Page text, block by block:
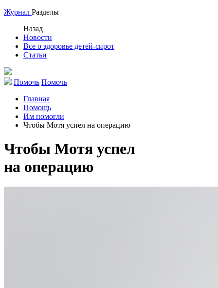
Журнал Разделы
Назад
Новости
Все о здоровье детей-сирот
Статьи
Помочь Помочь
Главная
Помощь
Им помогли
Чтобы Мотя успел на операцию
Чтобы Мотя успел
на операцию